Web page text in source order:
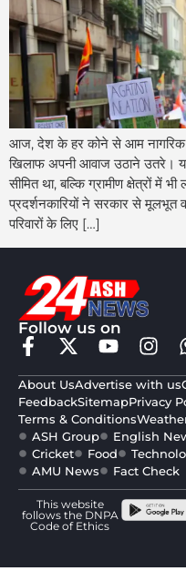
आज, देश के हर कोने से आम नागरिक
खिलाफ अपनी आवाज उठाने उतरे।
सीमित था, बल्कि ग्रामीण क्षेत्रों में
प्रदर्शनकारियों ने सरकार से
परिवारों के लिए […]
Follow us on
About UsAdvertise with us
FeedbackSitemapPrivacy
Terms & Conditions
ASH Group
English
Cricket
Food
AMU News
Fact Check
This website
follows the DNPA
Code of Ethics